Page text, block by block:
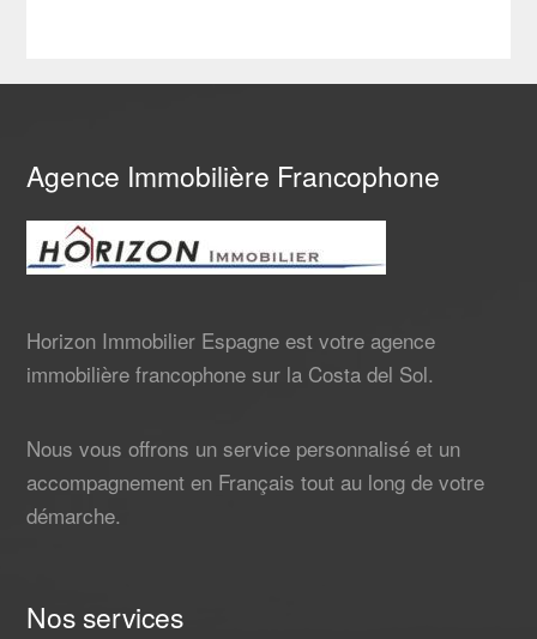
Agence Immobilière Francophone
Horizon Immobilier Espagne est votre agence
immobilière francophone sur la Costa del Sol.
Nous vous offrons un service personnalisé et un
accompagnement en Français tout au long de votre
démarche.
Nos services